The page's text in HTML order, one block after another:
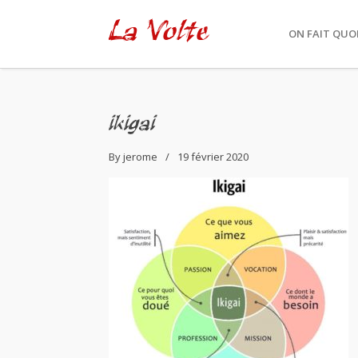
La Volte ON FAIT
ikigai
Byjerome 19 février 2020